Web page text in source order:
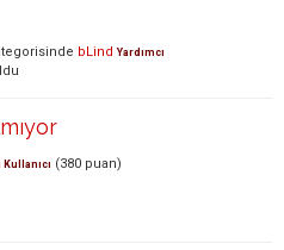
bLind Yardımcı
Kullanıcı (380 puan)